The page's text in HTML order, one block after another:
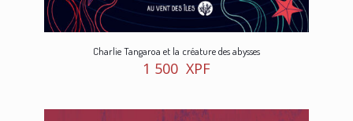
Charlie Tangaroa et la créature des abysses
1 500 XPF